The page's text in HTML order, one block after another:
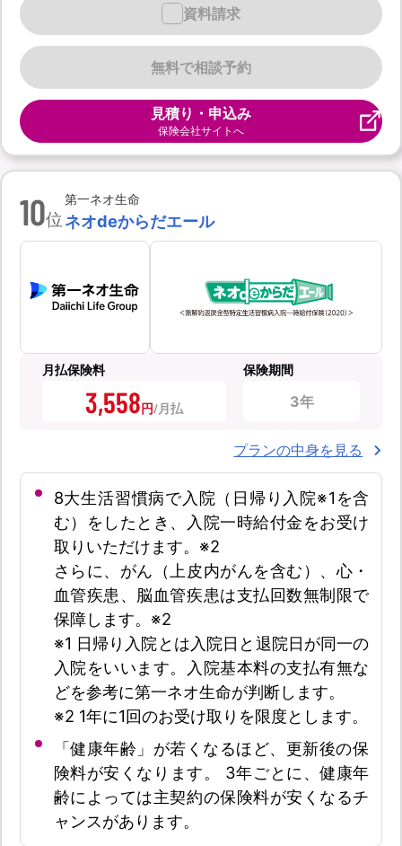
無料で相談予約
資料請求
見積り・申込み
保険会社サイトへ
10位
第一ネオ生命
ネオdeからだエール
月払保険料
3,558円
保険期間
3年
プランの中身を見る
8大生活習慣病で入院（日帰り入院※1を含
む）をしたとき、入院一時給付金をお受け
取りいただけます。※2
さらに、がん（上皮内がんを含む）、心・
血管疾患、脳血管疾患は支払回数無制限で
保障します。※2
※1 日帰り入院とは入院日と退院日が同一の
入院をいいます。入院基本料の支払有無な
どを参考に第一ネオ生命が判断します。
※2 1年に1回のお受け取りを限度とします。
「健康年齢」が若くなるほど、更新後の保
険料が安くなります。 3年ごとに、健康年
齢によっては主契約の保険料が安くなるチ
ャンスがあります。